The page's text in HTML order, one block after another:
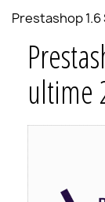
Prestashop 1.6
ultime